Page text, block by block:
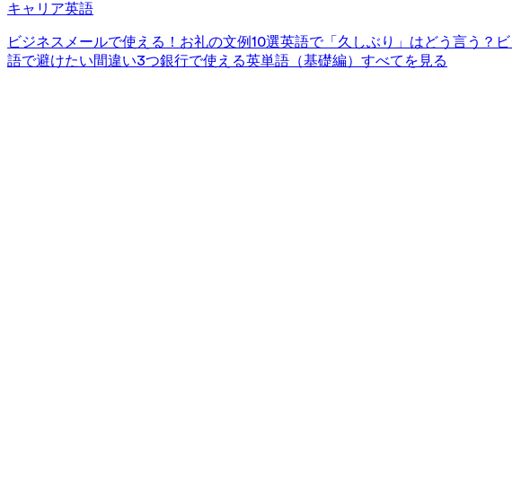
キャリア英語
ビジネスメールで使える！お礼の文例10選英語で「久しぶり」はどう言う？
語で避けたい間違い3つ銀行で使える英単語（基礎編） すべてを見る